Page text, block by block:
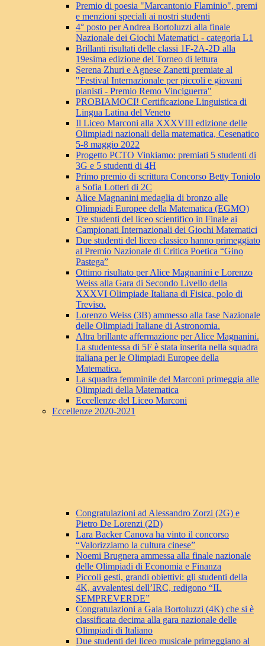
Premio di poesia "Marcantonio Flaminio", premi
e menzioni speciali ai nostri studenti
4° posto per Andrea Bortoluzzi alla finale
Nazionale dei Giochi Matematici - categoria L1
Brillanti risultati delle classi 1F-2A-2D alla
19esima edizione del Torneo di lettura
Serena Zhuri e Agnese Zanetti premiate al
"Festival Internazionale per piccoli e giovani
pianisti - Premio Remo Vinciguerra"
PROBIAMOCI! Certificazione Linguistica di
Lingua Latina del Veneto
Il Liceo Marconi alla XXXVIII edizione delle
Olimpiadi nazionali della matematica, Cesenatico
5-8 maggio 2022
Progetto PCTO Vinkiamo: premiati 5 studenti di
3G e 5 studenti di 4H
Primo premio di scrittura Concorso Betty Toniolo
a Sofia Lotteri di 2C
Alice Magnanini medaglia di bronzo alle
Olimpiadi Europee della Matematica (EGMO)
Tre studenti del liceo scientifico in Finale ai
Campionati Internazionali dei Giochi Matematici
Due studenti del liceo classico hanno primeggiato
al Premio Nazionale di Critica Poetica “Gino
Pastega”
Ottimo risultato per Alice Magnanini e Lorenzo
Weiss alla Gara di Secondo Livello della
XXXVI Olimpiade Italiana di Fisica, polo di
Treviso.
Lorenzo Weiss (3B) ammesso alla fase Nazionale
delle Olimpiadi Italiane di Astronomia.
Altra brillante affermazione per Alice Magnanini.
La studentessa di 5F è stata inserita nella squadra
italiana per le Olimpiadi Europee della
Matematica.
La squadra femminile del Marconi primeggia alle
Olimpiadi della Matematica
Eccellenze del Liceo Marconi
Eccellenze 2020-2021
Congratulazioni ad Alessandro Zorzi (2G) e
Pietro De Lorenzi (2D)
Lara Backer Canova ha vinto il concorso
“Valorizziamo la cultura cinese”
Noemi Brugnera ammessa alla finale nazionale
delle Olimpiadi di Economia e Finanza
Piccoli gesti, grandi obiettivi: gli studenti della
4K, avvalentesi dell’IRC, redigono “IL
SEMPREVERDE”
Congratulazioni a Gaia Bortoluzzi (4K) che si è
classificata decima alla gara nazionale delle
Olimpiadi di Italiano
Due studenti del liceo musicale primeggiano al